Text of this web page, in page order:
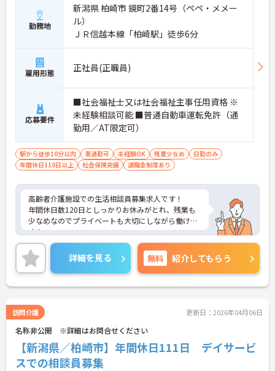
勤務地
新潟県 柏崎市 鏡町2番14号（ペペ・メメー
ル）
ＪＲ信越本線「柏崎駅」徒歩6分
雇用形態 正社員(正職員)
応募要件
■社会福祉士又は社会福祉主事任用資格 ※
未経験相談可能 ■普通自動車運転免許（通
勤用／AT限定可）
駅から徒歩10分以内 車通勤可 未経験OK 残業少なめ
日勤のみ
年間休日110日以上
社会保険完備 退職金制度あり
高齢者介護施設での生活相談員募集求人です！
年間休日数120日としっかりお休みがとれ、残業も
少なめなのでプライベートも大切にしながら働けま
す！
ご興味ある方には、面接のポイントなど、さらに詳
細をお話致しますのでお気軽にご相談ください。
詳細を見る 無料 紹介してもらう
訪問介護 更新日：2026年04月06日
名称非公開 ※詳細はお問合せください
【新潟県／柏崎市】年間休日111日 デイサービ
スでの相談員募集